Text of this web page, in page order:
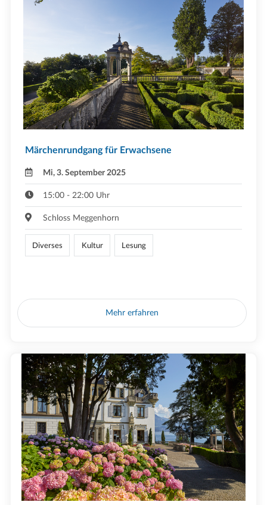
Märchenrundgang für Erwachsene
Mi, 3. September 2025
15:00 - 22:00 Uhr
Schloss Meggenhorn
Diverses Kultur Lesung
Mehr erfahren